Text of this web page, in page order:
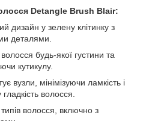
Detangle Brush Blair:
дизайн у зелену клітинку з
деталями.
будь-якої густини та
кутикулу.
вузли, мінімізуючи ламкість і
волосся.
волосся, включно з